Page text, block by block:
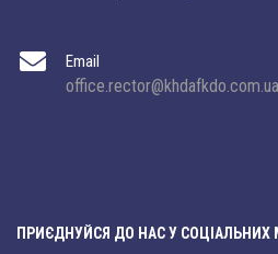
Email
office.rector@khdafkdo.com.ua
ПРИЄДНУЙСЯ ДО НАС У СОЦІАЛЬНИХ